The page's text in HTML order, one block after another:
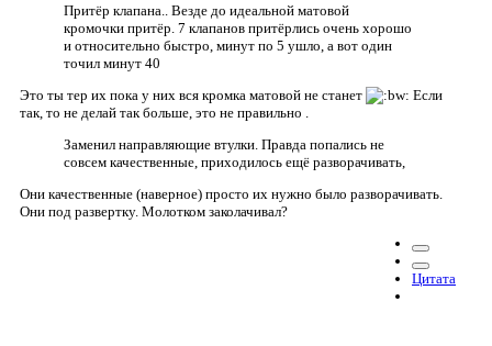
Притёр клапана.. Везде до идеальной матовой
кромочки притёр. 7 клапанов притёрлись очень хорошо
и относительно быстро, минут по 5 ушло, а вот один
точил минут 40
Это ты тер их пока у них вся кромка матовой не станет
Если
так, то не делай так больше, это не правильно .
Заменил направляющие втулки. Правда попались не
совсем качественные, приходилось ещё разворачивать,
Они качественные (наверное) просто их нужно было разворачивать.
Они под развертку. Молотком заколачивал?
Цитата